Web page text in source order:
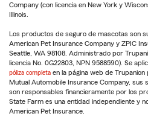
Company (con licencia en New York y
Illinois.
Los productos de seguro de mascotas son
American Pet Insurance Company y ZPIC
Seattle, WA 98108. Administrado por
licencia No. 0G22803, NPN 9588590). Se
póliza completa en la página web de
Mutual Automobile Insurance Company, sus
son responsables financieramente por los
State Farm es una entidad independiente y
American Pet Insurance.